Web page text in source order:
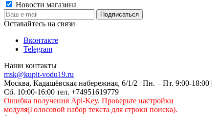
Новости магазина
Оставайтесь на связи
Вконтакте
Telegram
Наши контакты
msk@kupit-vodu19.ru
Москва, Кадашёвская набережная, 6/1/2 | Пн. – Пт. 9:00-18:00 |
Сб. 10:00-16:00 тел. +74951619779
Ошибка получения Api-Key. Проверьте настройки
модуля(Голосовой набор текста для строки поиска).